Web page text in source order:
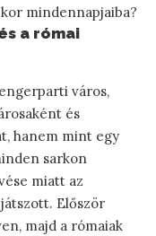
mindennapjaiba?
a római
város,
és
hanem mint egy
sarkon
miatt az
Először
majd a rómaiak